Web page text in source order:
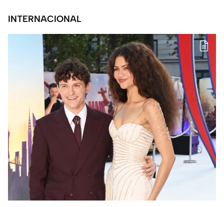
INTERNACIONAL